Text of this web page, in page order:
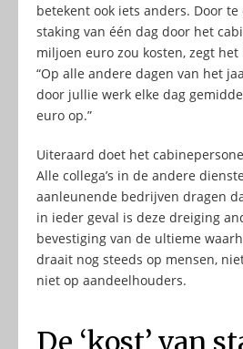
betekent ook iets anders. Door
staking van één dag door het
miljoen euro zou kosten, zegt
“Op alle andere dagen van het
door jullie werk elke dag
euro op.”
Uiteraard doet het
Alle collega’s in de andere
aanleunende bedrijven dragen
in ieder geval is deze dreiging
bevestiging van de ultieme
draait nog steeds op mensen,
niet op aandeelhouders.
De ‘kost’ van